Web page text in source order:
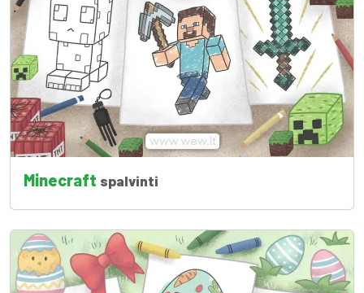
Minecraft spalvinti